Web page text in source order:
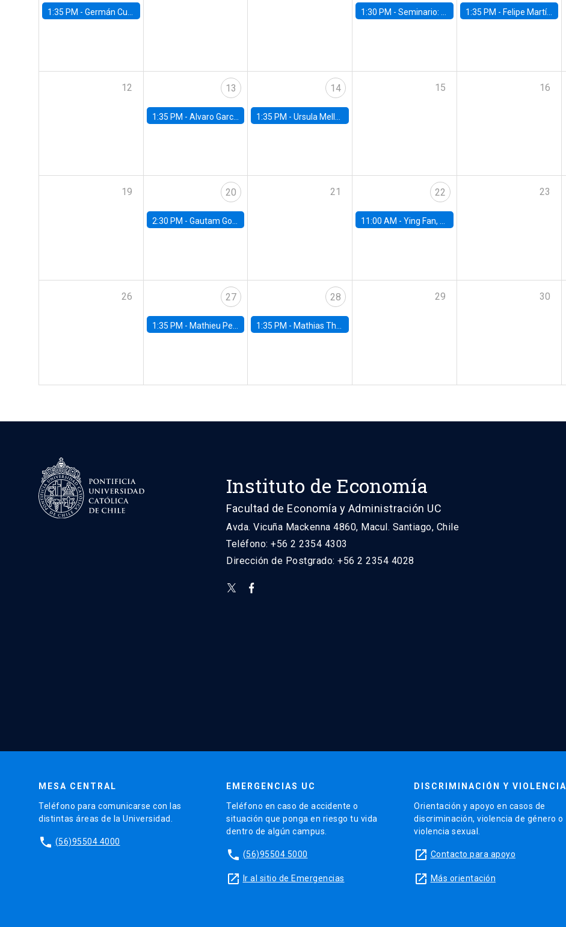
1:35 PM - Germán Cubas, University of Houston 1:30 PM -Seminario: “Recuperando la humanidad para progresar en la era de la IA» 1:35 PM - Felipe Martínez, alumno Doctorado en Economía UC
12 13
1:35 PM - Alvaro Garcia-Marin, Universidad de Los Andes
14
1:35 PM -Ursula Mello, Insper - Institute of Education and Research
15 16
19 20
2:30 PM - Gautam Gowrisankaran, Columbia University
21 22
11:00 AM -Ying Fan, University of Michigan
23
26 27
1:35 PM - Mathieu Pedemonte, IDB
28
1:35 PM - Mathias Thoenig, University of Lausanne
29 30
Instituto de Economía
Facultad de Economía y Administración UC
Avda. Vicuña Mackenna 4860, Macul. Santiago, Chile
Teléfono: +56 2 2354 4303
Dirección de Postgrado: +56 2 2354 4028
MESA CENTRAL
Teléfono para comunicarse con las
distintas áreas de la Universidad.
phone (56)95504 4000
EMERGENCIAS UC
Teléfono en caso de accidente o
situación que ponga en riesgo tu vida
dentro de algún campus.
phone (56)95504 5000
launch Ir al sitio de Emergencias
DISCRIMINACIÓN Y VIOLENCIA
Orientación y apoyo en casos de
discriminación, violencia de género o
violencia sexual.
launch Contacto para apoyo
launch Más orientación